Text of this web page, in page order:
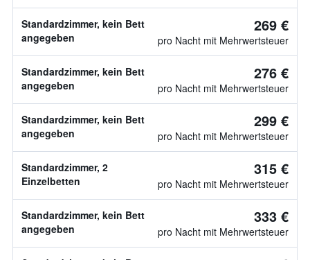
Standardzimmer, kein Bett
angegeben
269 €
pro Nacht mit Mehrwertsteuer
Standardzimmer, kein Bett
angegeben
276 €
pro Nacht mit Mehrwertsteuer
Standardzimmer, kein Bett
angegeben
299 €
pro Nacht mit Mehrwertsteuer
Standardzimmer, 2
Einzelbetten
315 €
pro Nacht mit Mehrwertsteuer
Standardzimmer, kein Bett
angegeben
333 €
pro Nacht mit Mehrwertsteuer